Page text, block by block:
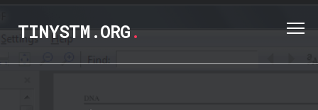
TINYSTM.ORG.